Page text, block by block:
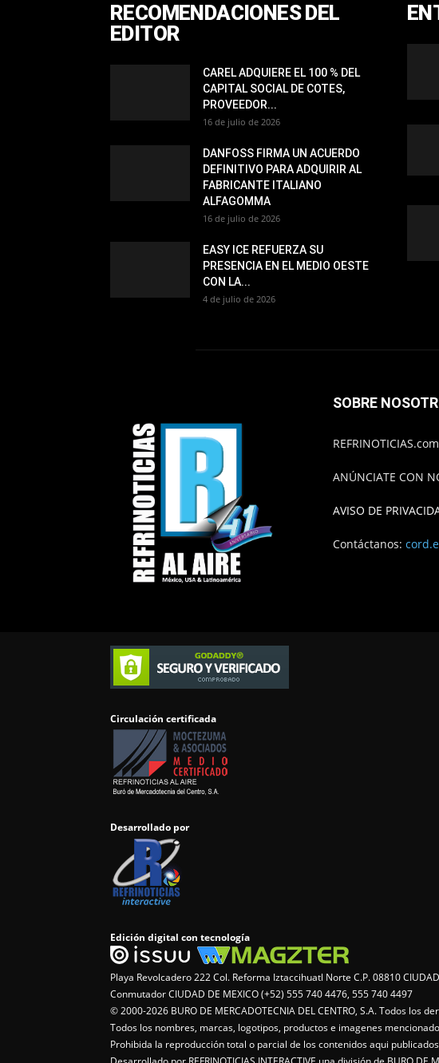
RECOMENDACIONES DEL
EDITOR
CAREL ADQUIERE EL 100 % DEL
CAPITAL SOCIAL DE COTES,
PROVEEDOR...
16 de julio de 2026
DANFOSS FIRMA UN ACUERDO
DEFINITIVO PARA ADQUIRIR AL
FABRICANTE ITALIANO
ALFAGOMMA
16 de julio de 2026
EASY ICE REFUERZA SU
PRESENCIA EN EL MEDIO OESTE
CON LA...
4 de julio de 2026
SOBRE
ANÚNCIATE CON
AVISO DE
Contáctanos:
Circulación certificada
Desarrollado por
Edición digital con tecnología
Playa Revolcadero 222 Col. Reforma Iztaccihuatl Norte C.P. 08810
Conmutador CIUDAD DE MEXICO (+52) 555 740 4476, 555 740 4497
© 2000-2026 BURO DE MERCADOTECNIA DEL CENTRO, S.A. Todos los
Todos los nombres, marcas, logotipos, productos e imagenes
Prohibida la reproducción total o parcial de los contenidos aqui